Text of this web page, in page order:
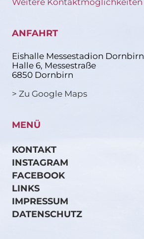
Weitere Kontaktmöglichkeiten
ANFAHRT
Eishalle Messestadion Dornbirn
Halle 6, Messestraße
6850 Dornbirn
> Zu Google Maps
MENÜ
KONTAKT
INSTAGRAM
FACEBOOK
LINKS
IMPRESSUM
DATENSCHUTZ